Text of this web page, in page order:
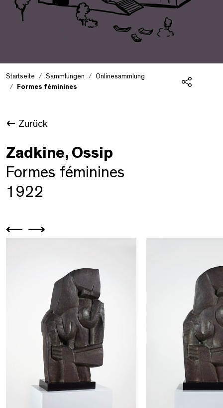
Startseite Sammlungen
Onlinesammlung
Formes féminines
Zurück
Zadkine, Ossip
Formes féminines
1922